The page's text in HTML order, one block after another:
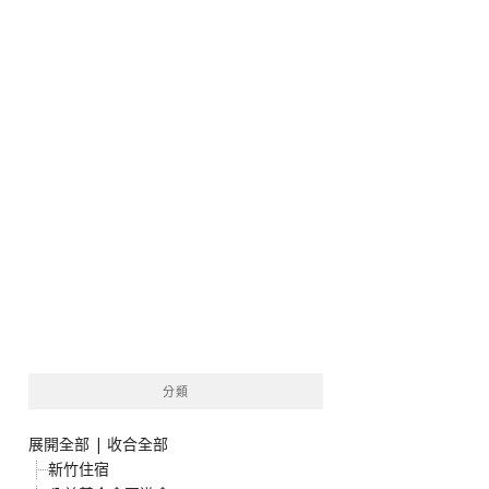
分類
展開全部 | 收合全部
新竹住宿